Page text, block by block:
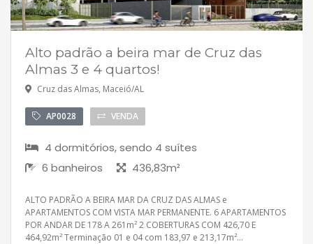
Alto padrão a beira mar de Cruz das
Almas 3 e 4 quartos!
Cruz das Almas, Maceió/AL
AP0028 VENDA
4 dormitórios, sendo 4 suítes
6 banheiros
436,83m²
ALTO PADRÃO A BEIRA MAR DA CRUZ DAS ALMAS e
APARTAMENTOS COM VISTA MAR PERMANENTE. 6 APARTAMENTOS
POR ANDAR DE 178 A 261m² 2 COBERTURAS COM 426,70 E
464,92m² Terminação 01 e 04 com 183,97 e 213,17m²...